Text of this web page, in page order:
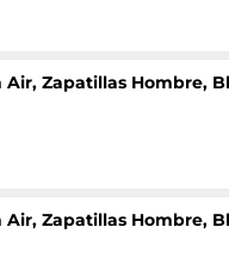
Zapatillas Hombre,
Zapatillas Hombre,